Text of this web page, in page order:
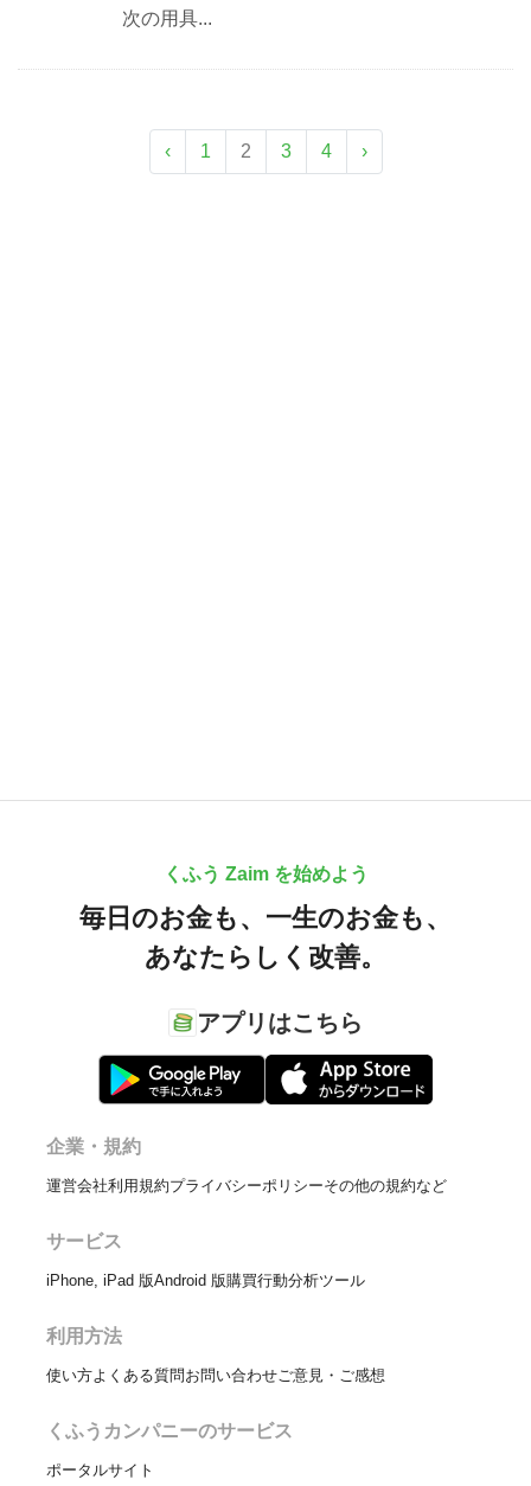
次の用具...
‹ 1 2 3 4 ›
くふう Zaim を始めよう
毎日のお金も、 一生のお金も、
あなたらしく改善。
アプリはこちら
企業・規約
運営会社利用規約プライバシーポリシーその他の規約など
サービス
iPhone, iPad 版Android 版購買行動分析ツール
利用方法
使い方よくある質問お問い合わせご意見・ご感想
くふうカンパニーのサービス
ポータルサイト